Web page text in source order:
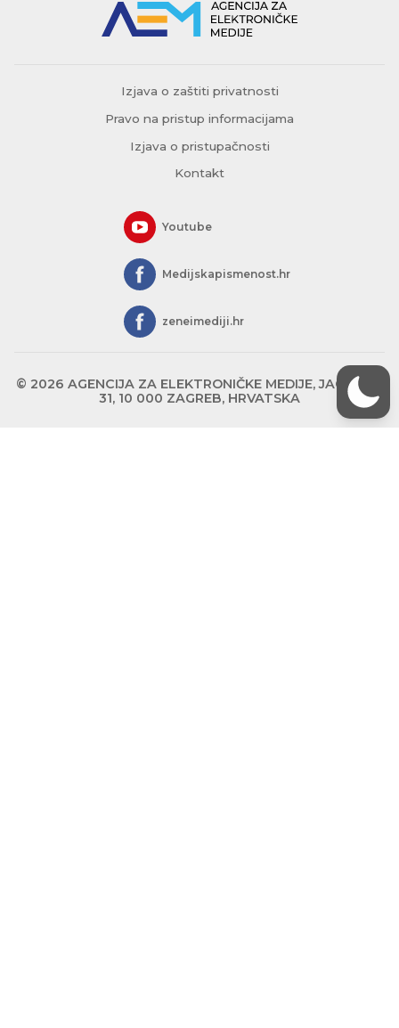
Izjava o zaštiti privatnosti
Pravo na pristup informacijama
Izjava o pristupačnosti
Kontakt
Youtube
Medijskapismenost.hr
zeneimediji.hr
© 2026 AGENCIJA ZA ELEKTRONIČKE MEDIJE, JAGIĆEVA
31, 10 000 ZAGREB, HRVATSKA